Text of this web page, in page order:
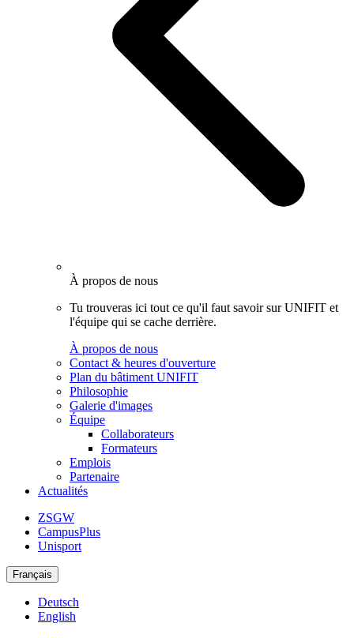
À propos de nous
Tu trouveras ici tout ce qu'il faut savoir sur UNIFIT et
l'équipe qui se cache derrière.
À propos de nous
Contact & heures d'ouverture
Plan du bâtiment UNIFIT
Philosophie
Galerie d'images
Équipe
Collaborateurs
Formateurs
Emplois
Partenaire
Actualités
ZSGW
CampusPlus
Unisport
Français
Deutsch
English